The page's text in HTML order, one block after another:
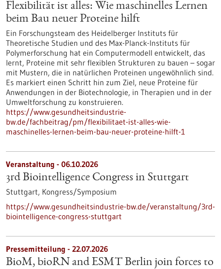
Flexibilität ist alles: Wie maschinelles Lernen
beim Bau neuer Proteine hilft
Ein Forschungsteam des Heidelberger Instituts für
Theoretische Studien und des Max-Planck-Instituts für
Polymerforschung hat ein Computermodell entwickelt, das
lernt, Proteine mit sehr flexiblen Strukturen zu bauen – sogar
mit Mustern, die in natürlichen Proteinen ungewöhnlich sind.
Es markiert einen Schritt hin zum Ziel, neue Proteine für
Anwendungen in der Biotechnologie, in Therapien und in der
Umweltforschung zu konstruieren.
https://www.gesundheitsindustrie-
bw.de/fachbeitrag/pm/flexibilitaet-ist-alles-wie-
maschinelles-lernen-beim-bau-neuer-proteine-hilft-1
Veranstaltung - 06.10.2026
3rd Biointelligence Congress in Stuttgart
Stuttgart, Kongress/Symposium
https://www.gesundheitsindustrie-bw.de/veranstaltung/3rd-
biointelligence-congress-stuttgart
Pressemitteilung - 22.07.2026
BioM, bioRN and ESMT Berlin join forces to